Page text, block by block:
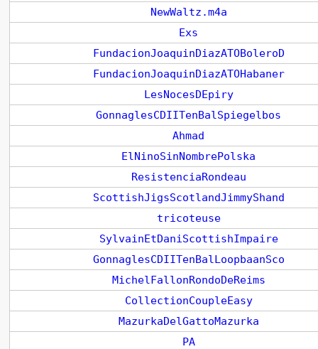
NewWaltz.m4a
Exs
FundacionJoaquinDiazATOBoleroD
FundacionJoaquinDiazATOHabaner
LesNocesDEpiry
GonnaglesCDIITenBalSpiegelbos
Ahmad
ElNinoSinNombrePolska
ResistenciaRondeau
ScottishJigsScotlandJimmyShand
tricoteuse
SylvainEtDaniScottishImpaire
GonnaglesCDIITenBalLoopbaanSco
MichelFallonRondoDeReims
CollectionCoupleEasy
MazurkaDelGattoMazurka
PA